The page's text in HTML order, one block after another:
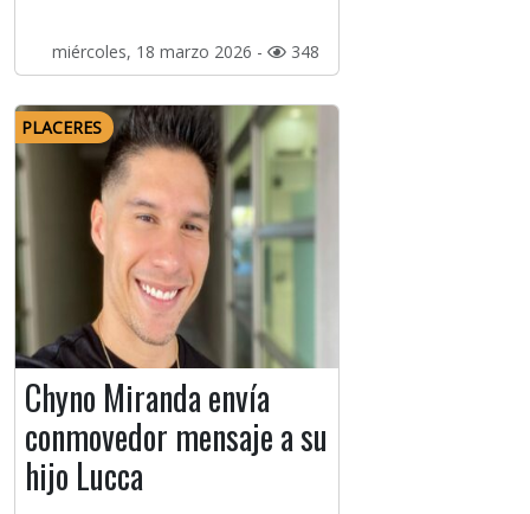
miércoles, 18 marzo 2026 - 348
PLACERES
Chyno Miranda envía
conmovedor mensaje a su
hijo Lucca